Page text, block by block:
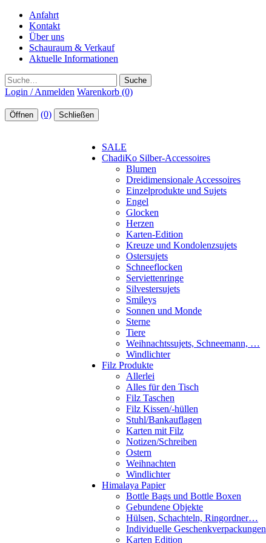
Anfahrt
Kontakt
Über uns
Schauraum & Verkauf
Aktuelle Informationen
Suche
Login / Anmelden Warenkorb (0)
Öffnen (0) Schließen
SALE
ChadiKo Silber-Accessoires
Blumen
Dreidimensionale Accessoires
Einzelprodukte und Sujets
Engel
Glocken
Herzen
Karten-Edition
Kreuze und Kondolenzsujets
Ostersujets
Schneeflocken
Serviettenringe
Silvestersujets
Smileys
Sonnen und Monde
Sterne
Tiere
Weihnachtssujets, Schneemann, …
Windlichter
Filz Produkte
Allerlei
Alles für den Tisch
Filz Taschen
Filz Kissen/-hüllen
Stuhl/Bankauflagen
Karten mit Filz
Notizen/Schreiben
Ostern
Weihnachten
Windlichter
Himalaya Papier
Bottle Bags und Bottle Boxen
Gebundene Objekte
Hülsen, Schachteln, Ringordner…
Individuelle Geschenkverpackungen
Karten Edition